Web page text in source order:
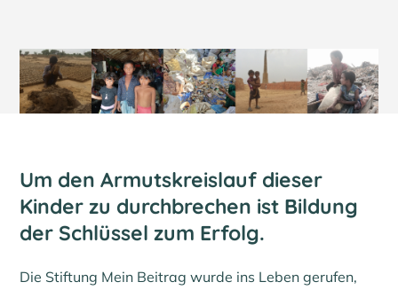
Um den Armutskreislauf dieser
Kinder zu durchbrechen ist Bildung
der Schlüssel zum Erfolg.
Die Stiftung Mein Beitrag wurde ins Leben gerufen,